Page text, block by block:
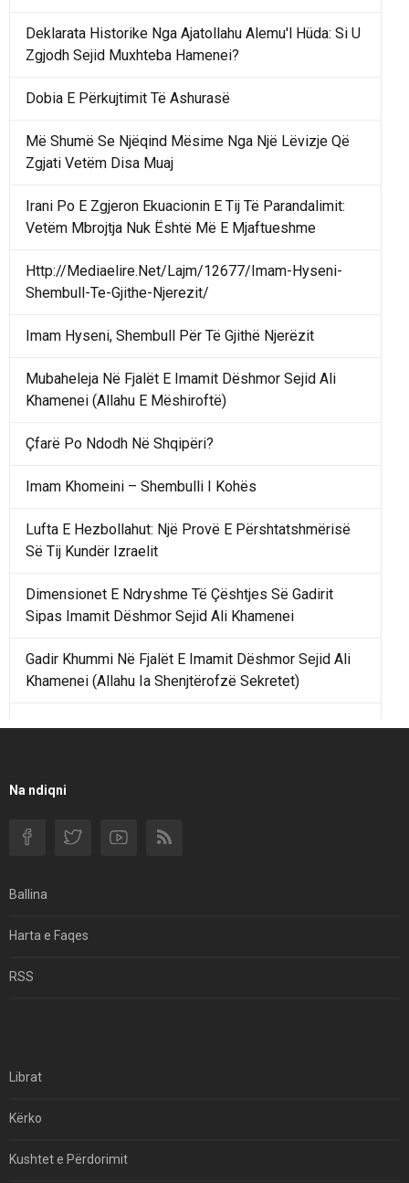
Deklarata Historike Nga Ajatollahu Alemu'l Hüda: Si U
Zgjodh Sejid Muxhteba Hamenei?
Dobia E Përkujtimit Të Ashurasë
Më Shumë Se Njëqind Mësime Nga Një Lëvizje Që
Zgjati Vetëm Disa Muaj
Irani Po E Zgjeron Ekuacionin E Tij Të Parandalimit:
Vetëm Mbrojtja Nuk Është Më E Mjaftueshme
Http://Mediaelire.Net/Lajm/12677/Imam-Hyseni-
Shembull-Te-Gjithe-Njerezit/
Imam Hyseni, Shembull Për Të Gjithë Njerëzit
Mubaheleja Në Fjalët E Imamit Dëshmor Sejid Ali
Khamenei (Allahu E Mëshiroftë)
Çfarë Po Ndodh Në Shqipëri?
Imam Khomeini – Shembulli I Kohës
Lufta E Hezbollahut: Një Provë E Përshtatshmërisë
Së Tij Kundër Izraelit
Dimensionet E Ndryshme Të Çështjes Së Gadirit
Sipas Imamit Dëshmor Sejid Ali Khamenei
Gadir Khummi Në Fjalët E Imamit Dëshmor Sejid Ali
Khamenei (Allahu Ia Shenjtërofzë Sekretet)
Filmi I Shkurtër Iranian “Pasta Alfredo” Ka Udhëtuar
Na ndiqni
Ballina
Harta e Faqes
RSS
Librat
Kërko
Kushtet e Përdorimit